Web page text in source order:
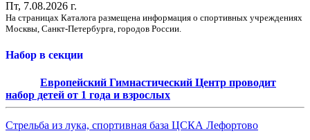
Пт, 7.08.2026 г.
На страницах Каталога размещена информация о спортивных учреждениях
Москвы, Санкт-Петербурга, городов России.
Набор в секции
Европейский Гимнастический Центр проводит
набор детей от 1 года и взрослых
Стрельба из лука, спортивная база ЦСКА Лефортово